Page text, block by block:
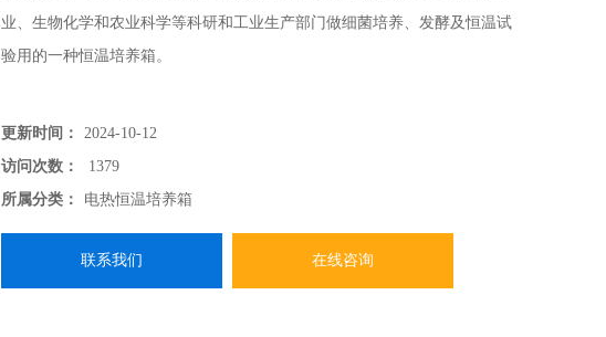
业、生物化学和农业科学等科研和工业生产部门做细菌培养、发酵及恒温试
验用的一种恒温培养箱。
更新时间：
2024-10-12
访问次数：
1379
所属分类：
电热恒温培养箱
联系我们 在线咨询